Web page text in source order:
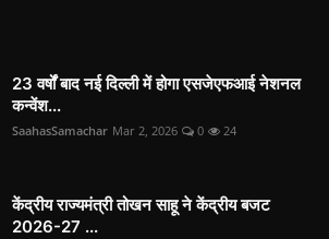
23 वर्षों बाद नई दिल्ली में होगा एसजेएफआई नेशनल
कन्वेंश...
SaahasSamachar Mar 2, 2026 0 24
केंद्रीय राज्यमंत्री तोखन साहू ने केंद्रीय बजट
2026-27 ...